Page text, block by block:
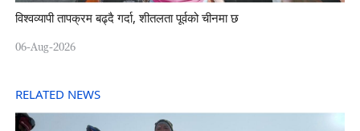
विश्वव्यापी तापक्रम बढ्दै गर्दा, शीतलता पूर्वको चीनमा छ
06-Aug-2026
RELATED NEWS